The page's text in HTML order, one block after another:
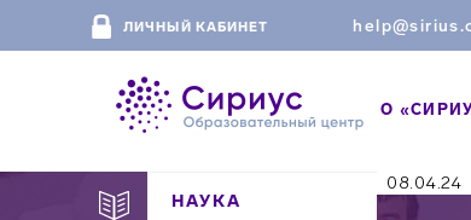
ЛИЧНЫЙ КАБИНЕТ
О
НАУКА
08.04.24